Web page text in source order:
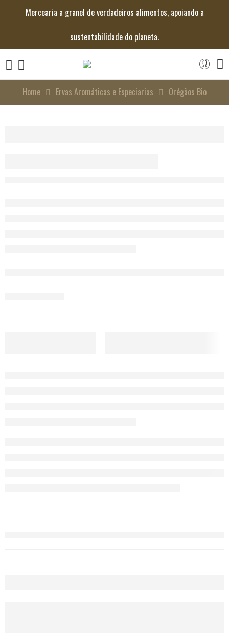
Mercearia a granel de verdadeiros alimentos, apoiando a
sustentabilidade do planeta.
Home Ervas Aromáticas e Especiarias Orégãos Bio